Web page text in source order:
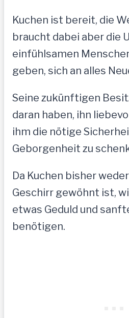
Kuchen ist bereit, die
braucht dabei aber die
einfühlsamen
geben, sich an alles
Seine zukünftigen
daran haben, ihn
ihm die nötige
Geborgenheit zu
Da Kuchen bisher
Geschirr gewöhnt ist,
etwas Geduld und
benötigen.